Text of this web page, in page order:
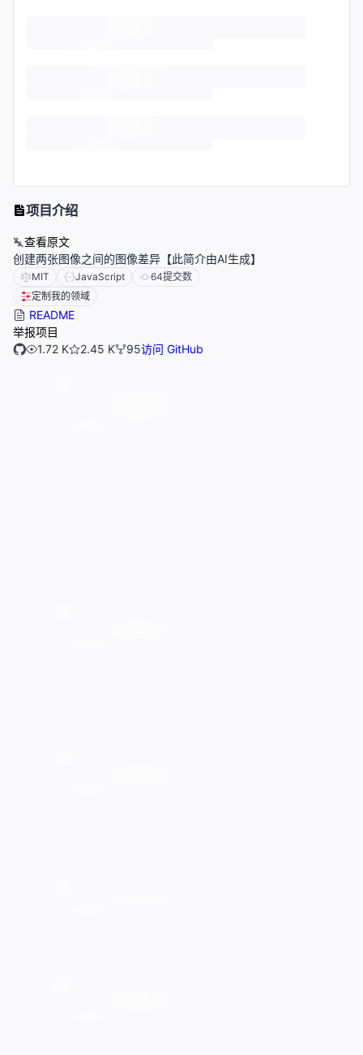
项目介绍
查看原文
创建两张图像之间的图像差异【此简介由AI生成】
MIT JavaScript 64提交数
定制我的领域
README
举报项目
1.72 K
2.45 K 95访问 GitHub